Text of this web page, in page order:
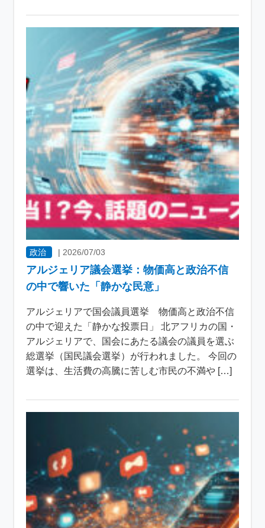
政治 | 2026/07/03
アルジェリア議会選挙：物価高と政治不信
の中で響いた「静かな民意」
アルジェリアで国会議員選挙 物価高と政治不信
の中で迎えた「静かな投票日」 北アフリカの国・
アルジェリアで、国会にあたる議会の議員を選ぶ
総選挙（国民議会選挙）が行われました。 今回の
選挙は、生活費の高騰に苦しむ市民の不満や […]